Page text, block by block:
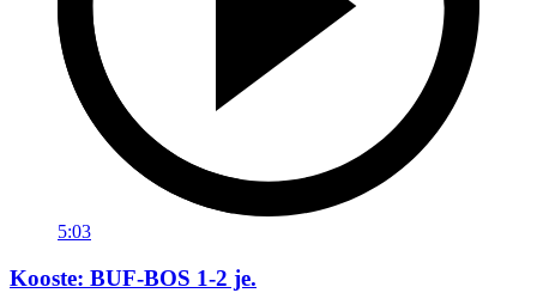
5:03
Kooste: BUF-BOS 1-2 je.